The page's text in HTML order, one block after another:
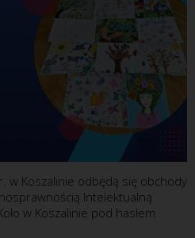
w Koszalinie odbędą się obchody
Intelektualną
w Koszalinie pod hasłem